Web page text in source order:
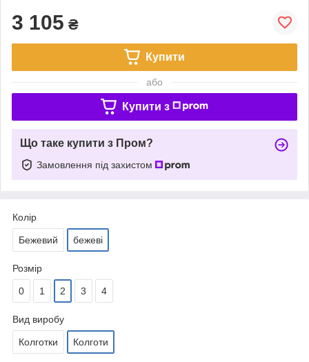
3 105 ₴
Купити
або
Купити з
Що таке купити з Пром?
Замовлення під захистом
Колір
Бежевий бежеві
Розмір
0 1 2 3 4
Вид виробу
Колготки Колготи